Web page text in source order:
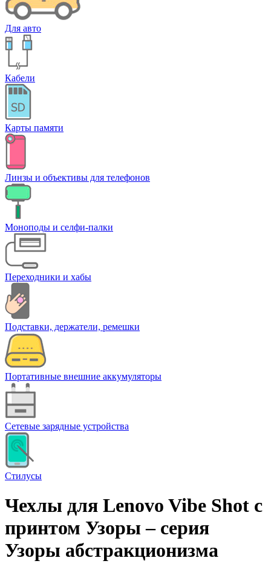
Для авто
Кабели
Карты памяти
Линзы и объективы для телефонов
Моноподы и селфи-палки
Переходники и хабы
Подставки, держатели, ремешки
Портативные внешние аккумуляторы
Сетевые зарядные устройства
Стилусы
Чехлы для Lenovo Vibe Shot с
принтом Узоры – cерия
Узоры абстракционизма